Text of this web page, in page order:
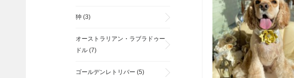
狆 (3)
オーストラリアン・ラブラドゥー
ドル (7)
ゴールデンレトリバー (5)